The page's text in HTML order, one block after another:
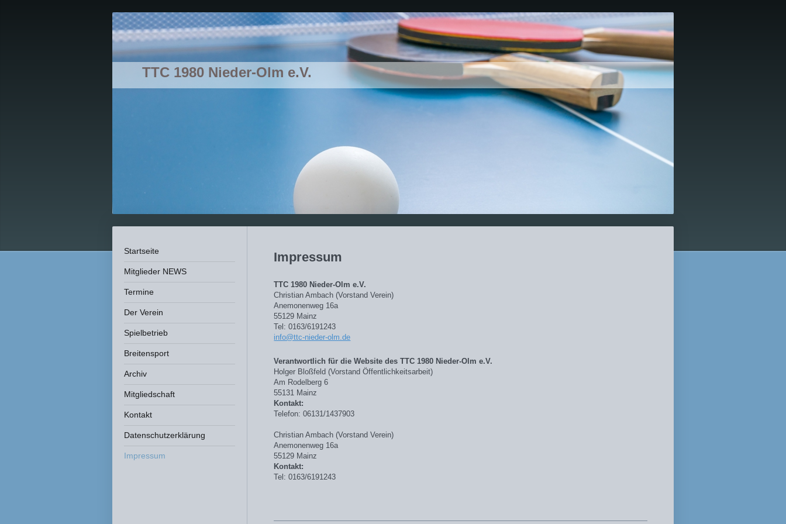
TTC 1980 Nieder-Olm e.V.
Startseite
Mitglieder NEWS
Termine
Der Verein
Spielbetrieb
Breitensport
Archiv
Mitgliedschaft
Kontakt
Datenschutzerklärung
Impressum
Impressum
TTC 1980 Nieder-Olm e.V.
Christian Ambach (Vorstand Verein)
Anemonenweg 16a
55129 Mainz
Tel: 0163/6191243
info@ttc-nieder-olm.de
Verantwortlich für die Website des TTC 1980 Nieder-Olm e.V.
Holger Bloßfeld (Vorstand Öffentlichkeitsarbeit)
Am Rodelberg 6
55131 Mainz
Kontakt:
Telefon: 06131/1437903
Christian Ambach (Vorstand Verein)
Anemonenweg 16a
55129 Mainz
Kontakt:
Tel: 0163/6191243